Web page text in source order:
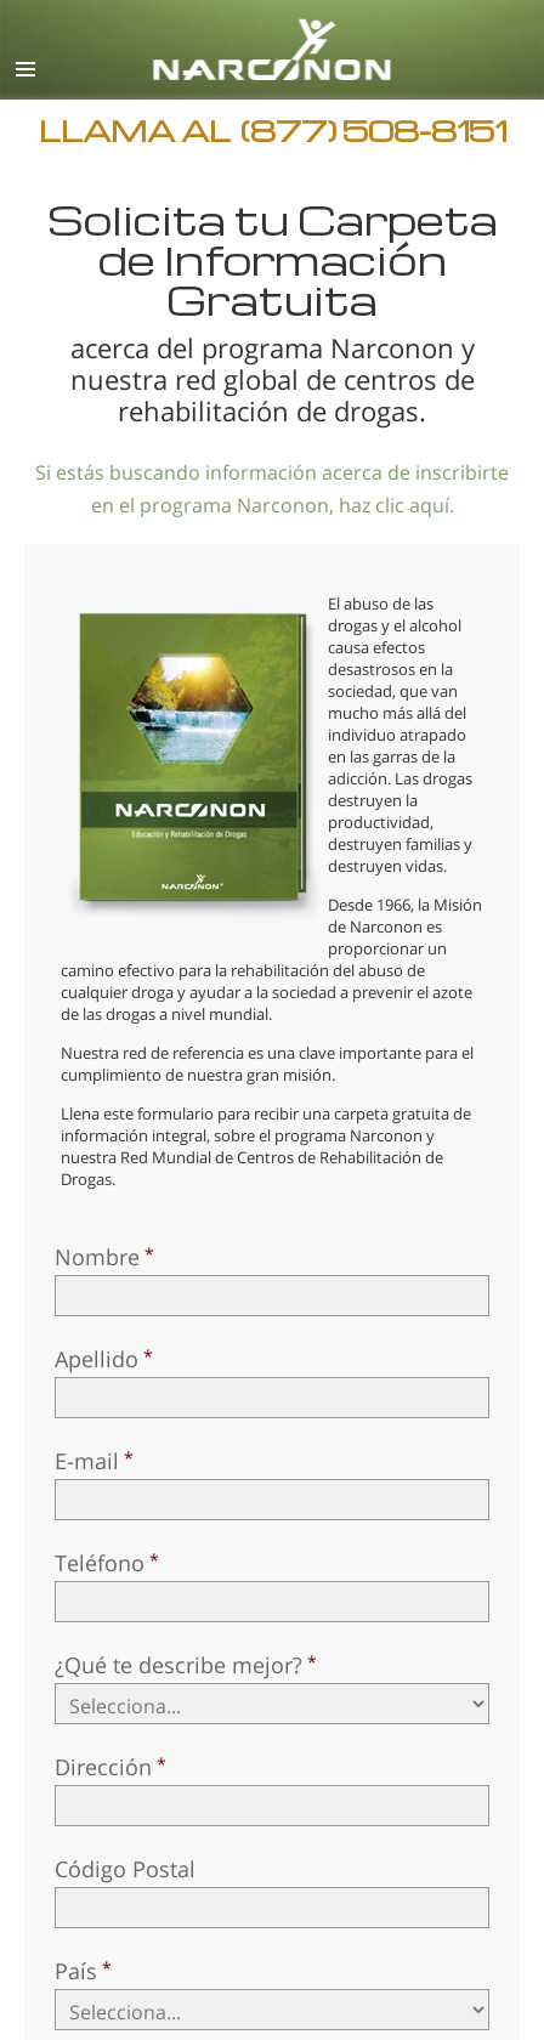
Español
Inglés
Todas las Regiones/Idiomas
LLAMA AL (877) 508-8151
Solicita tu Carpeta
de Información
Gratuita
acerca del programa Narconon y
nuestra red global de centros de
rehabilitación de drogas.
Si estás buscando información acerca de inscribirte
en el programa Narconon, haz clic aquí.
El abuso de las
drogas y el alcohol
causa efectos
desastrosos en la
sociedad, que van
mucho más allá del
individuo atrapado
en las garras de la
adicción. Las drogas
destruyen la
productividad,
destruyen familias y
destruyen vidas.
Desde 1966, la Misión
de Narconon es
proporcionar un
camino efectivo para la rehabilitación del abuso de
cualquier droga y ayudar a la sociedad a prevenir el azote
de las drogas a nivel mundial.
Nuestra red de referencia es una clave importante para el
cumplimiento de nuestra gran misión.
Llena este formulario para recibir una carpeta gratuita de
información integral, sobre el programa Narconon y
nuestra Red Mundial de Centros de Rehabilitación de
Drogas.
Nombre
Apellido
E-mail
Teléfono
¿Qué te describe mejor?
Dirección
Código Postal
País